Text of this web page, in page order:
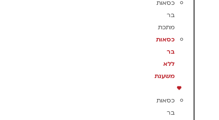
כסאות
בר
מתכת
כסאות
בר
ללא
משענת
כסאות
בר